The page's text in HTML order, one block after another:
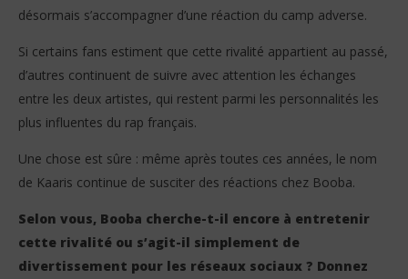
désormais s’accompagner d’une réaction du camp adverse.
Si certains fans estiment que cette rivalité appartient au passé,
d’autres continuent de suivre avec attention les échanges
entre les deux artistes, qui restent parmi les personnalités les
plus influentes du rap français.
Une chose est sûre : même après toutes ces années, le nom
de Kaaris continue de susciter des réactions chez Booba.
Selon vous, Booba cherche-t-il encore à entretenir
cette rivalité ou s’agit-il simplement de
divertissement pour les réseaux sociaux ? Donnez